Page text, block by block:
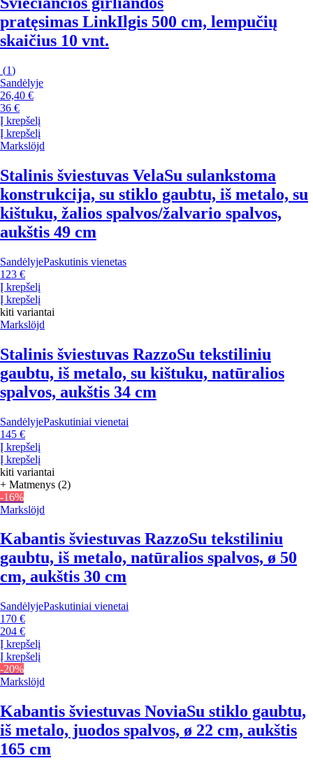
pratęsimas LinkIlgis 500 cm, lempučių
skaičius 10 vnt.
(1)
Sandėlyje
26,40 €
36 €
Į krepšelį
Į krepšelį
Markslöjd
Stalinis šviestuvas VelaSu sulankstoma
konstrukcija, su stiklo gaubtu, iš metalo, su
kištuku, žalios spalvos/žalvario spalvos,
aukštis 49 cm
SandėlyjePaskutinis vienetas
123 €
Į krepšelį
Į krepšelį
kiti variantai
Markslöjd
Stalinis šviestuvas RazzoSu tekstiliniu
gaubtu, iš metalo, su kištuku, natūralios
spalvos, aukštis 34 cm
SandėlyjePaskutiniai vienetai
145 €
Į krepšelį
Į krepšelį
kiti variantai
+ Matmenys (2)
-16%
Markslöjd
Kabantis šviestuvas RazzoSu tekstiliniu
gaubtu, iš metalo, natūralios spalvos, ø 50
cm, aukštis 30 cm
SandėlyjePaskutiniai vienetai
170 €
204 €
Į krepšelį
Į krepšelį
-20%
Markslöjd
Kabantis šviestuvas NoviaSu stiklo gaubtu,
iš metalo, juodos spalvos, ø 22 cm, aukštis
165 cm